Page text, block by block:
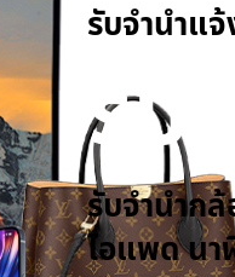
รับจํานําแ
รับ
รับจำนำก
ไอแพด นา